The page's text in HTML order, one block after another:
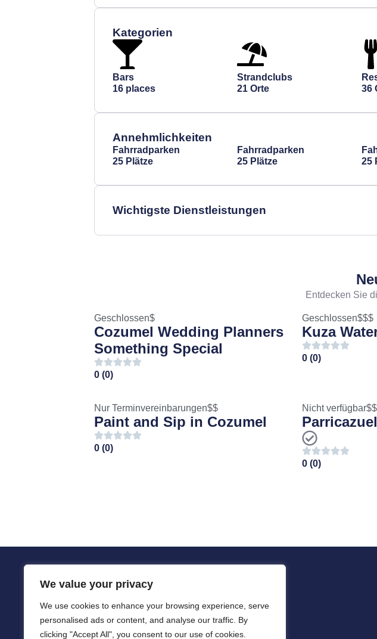
We value your privacy
We use cookies to enhance your browsing experience, serve
personalised ads or content, and analyse our traffic. By
clicking "Accept All", you consent to our use of cookies.
Kategorien
Bars
16 places
Strandclubs
21 Orte
36
Annehmlichkeiten
Fahrradparken
25 Plätze
Fahrradparken
25 Plätze
25
Wichtigste Dienstleistungen
Entdecken Sie
Geschlossen$
Cozumel Wedding Planners
Something Special
0 (0)
Geschlossen$$$
Kuza
0 (0)
Nur Terminvereinbarungen$$
Paint and Sip in Cozumel
0 (0)
Nicht verfügbar$$
0 (0)